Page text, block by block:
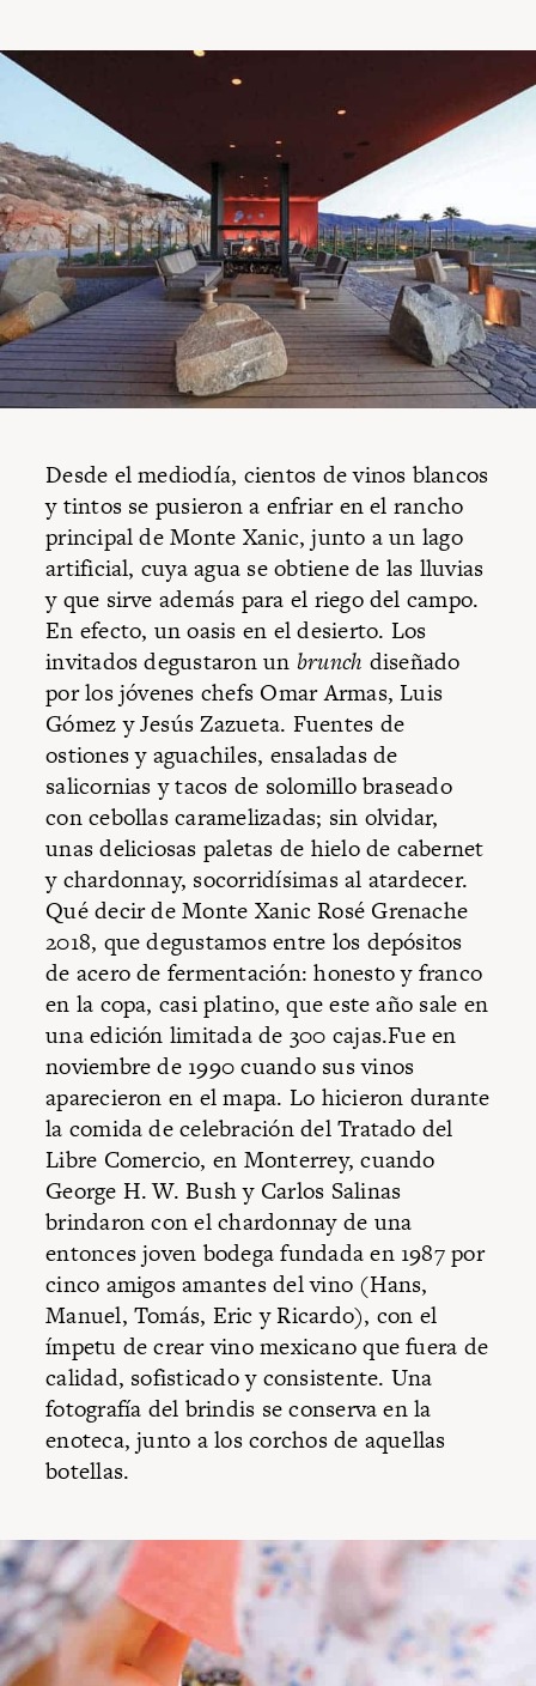
Desde el mediodía, cientos de vinos blancos
y tintos se pusieron a enfriar en el rancho
principal de Monte Xanic, junto a un lago
artificial, cuya agua se obtiene de las lluvias
y que sirve además para el riego del campo.
En efecto, un oasis en el desierto. Los
invitados degustaron un brunch diseñado
por los jóvenes chefs Omar Armas, Luis
Gómez y Jesús Zazueta. Fuentes de
ostiones y aguachiles, ensaladas de
salicornias y tacos de solomillo braseado
con cebollas caramelizadas; sin olvidar,
unas deliciosas paletas de hielo de cabernet
y chardonnay, socorridísimas al atardecer.
Qué decir de Monte Xanic Rosé Grenache
2018, que degustamos entre los depósitos
de acero de fermentación: honesto y franco
en la copa, casi platino, que este año sale en
una edición limitada de 300 cajas.Fue en
noviembre de 1990 cuando sus vinos
aparecieron en el mapa. Lo hicieron durante
la comida de celebración del Tratado del
Libre Comercio, en Monterrey, cuando
George H. W. Bush y Carlos Salinas
brindaron con el chardonnay de una
entonces joven bodega fundada en 1987 por
cinco amigos amantes del vino (Hans,
Manuel, Tomás, Eric y Ricardo), con el
ímpetu de crear vino mexicano que fuera de
calidad, sofisticado y consistente. Una
fotografía del brindis se conserva en la
enoteca, junto a los corchos de aquellas
botellas.